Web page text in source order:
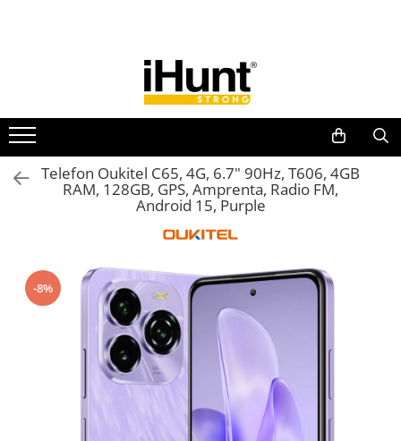
TELEFOANE & TABLETE IHUNT
Telefoane iHunt
Smartphone
Telefoane Rezistente
Telefoane Butoane
Accesorii telefoane
Huse protectie
Accesorii smartwatch
ELECTROCASNICE
Aparate de Gătit
Oală sub Presiune
Telefon Oukitel C65, 4G, 6.7" 90Hz, T606, 4GB
RAM, 128GB, GPS, Amprenta, Radio FM,
Android 15, Purple
-8%